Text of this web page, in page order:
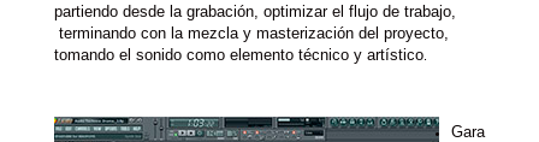
partiendo desde la grabación, optimizar el flujo de trabajo,
terminando con la mezcla y masterización del proyecto,
tomando el sonido como elemento técnico y artístico.
Gara